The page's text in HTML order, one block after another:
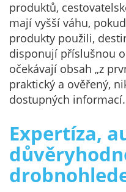
produktů,
mají vyšší váhu,
produkty použili,
disponují příslušnou
očekávají obsah „z
praktický a ověřený,
dostupných informací.
Expertíza,